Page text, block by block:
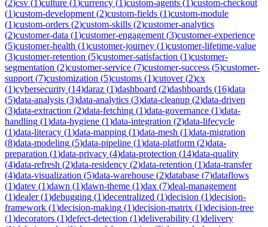
(2)csv (1)culture (1)currency (1)custom-agents (1)custom-checkout
(1)custom-development (2)custom-fields (1)custom-module
(1)custom-orders (2)custom-skills (2)customer-analytics
(2)customer-data (1)customer-engagement (3)customer-experience
(5)customer-health (1)customer-journey (1)customer-lifetime-value
(3)customer-retention (5)customer-satisfaction (1)customer-
segmentation (2)customer-service (7)customer-success (5)customer-
support (7)customization (5)customs (1)cutover(2)cx
(1)cybersecurity (14)daraz (1)dashboard (2)dashboards (16)data
(5)data-analysis (3)data-analytics (3)data-cleanup (2)data-driven
(3)data-extraction (2)data-fetching (1)data-governance (1)data-
handling (1)data-hygiene (1)data-integration (2)data-lifecycle
(1)data-literacy (1)data-mapping (1)data-mesh (1)data-migration
(8)data-modeling (5)data-pipeline (1)data-platform (2)data-
preparation (1)data-privacy (4)data-protection (14)data-quality
(4)data-refresh (2)data-residency (2)data-retention (1)data-transfer
(4)data-visualization (5)data-warehouse (2)database (7)dataflows
(1)datev (1)dawn (1)dawn-theme (1)dax (7)deal-management
(1)dealer(1)debugging (1)decentralized (1)decision (1)decision-
framework (1)decision-making (1)decision-matrix (1)decision-tree
(1)decorators (1)defect-detection (1)deliverability (1)delivery